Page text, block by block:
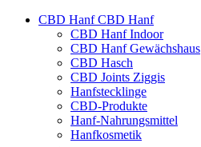
CBD HanfCBD Hanf
CBD Hanf Indoor
CBD Hanf Gewächshaus
CBD Hasch
CBD Joints Ziggis
Hanfstecklinge
CBD-Produkte
Hanf-Nahrungsmittel
Hanfkosmetik